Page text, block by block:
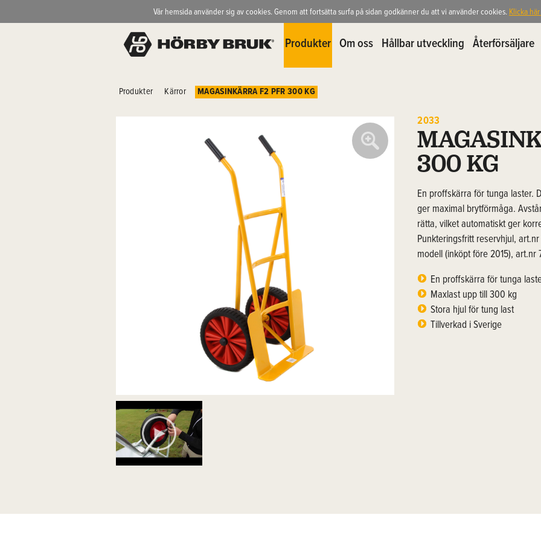
Återförsäljare
Hållbar utveckling
Om oss
Produkter
Produkter Kärror MAGASINKÄRRA F2 PFR 300 KG
2033
300 KG
En proffskärra för tunga laster.
ger maximal brytförmåga.
rätta, vilket automatiskt ger
Punkteringsfritt reservhjul,
modell (inköpt före 2015), art.nr
En proffskärra för tunga
Maxlast upp till 300 kg
Stora hjul för tung last
Tillverkad i Sverige
Vår hemsida använder sig av cookies. Genom att fortsätta surfa på sidan godkänner du att vi använder cookies. Klicka